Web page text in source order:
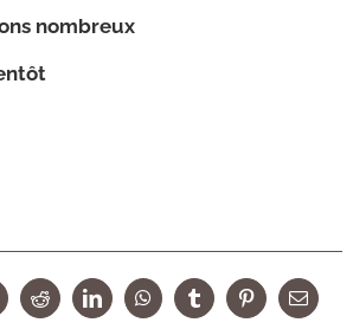
nombreux
RedditLinkedInWhatsAppTumblrPinterestEmail